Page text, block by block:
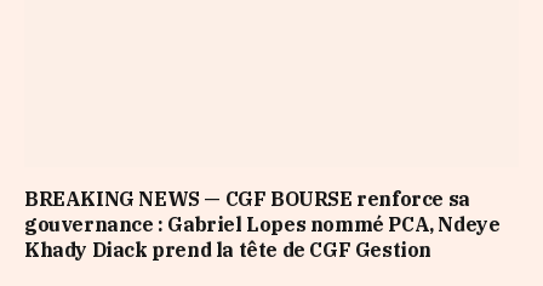
BREAKING NEWS — CGF BOURSE renforce sa
gouvernance : Gabriel Lopes nommé PCA, Ndeye
Khady Diack prend la tête de CGF Gestion